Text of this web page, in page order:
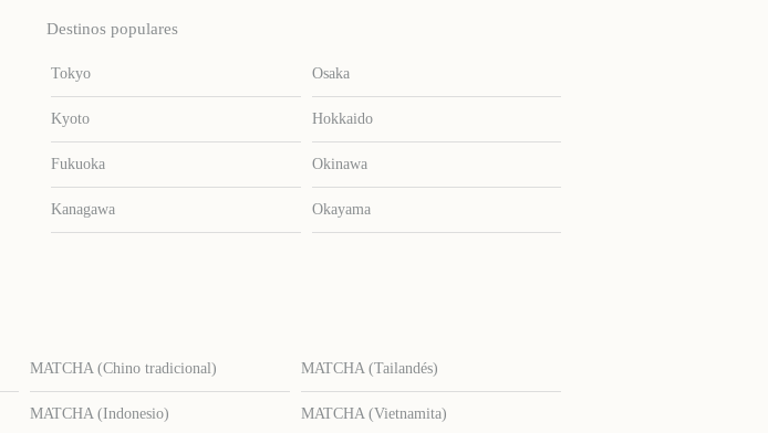
Destinos populares
Tokyo Osaka
Kyoto Hokkaido
Fukuoka Okinawa
Kanagawa Okayama
MATCHA (Chino tradicional) MATCHA (Tailandés)
MATCHA (Indonesio) MATCHA (Vietnamita)